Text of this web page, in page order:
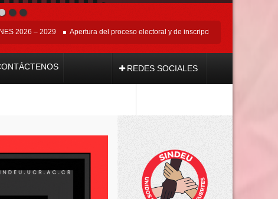
– 2029 Apertura del proceso electoral y de inscripción de tendencias del 22 de
REDES SOCIALES